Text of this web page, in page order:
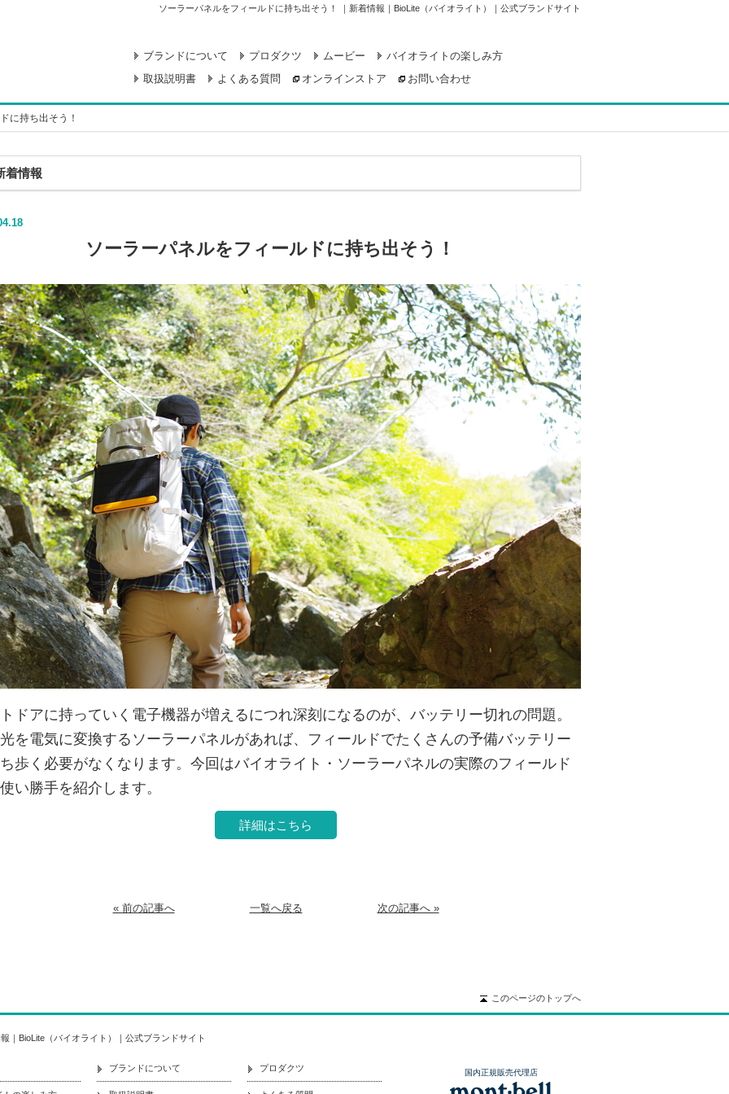
ソーラーパネルをフィールドに持ち出そう！ ｜新着情報｜BioLite（バイオライト）｜公式ブランドサイト
ブランドについて プロダクツ ムービー
バイオライトの楽しみ方
取扱説明書
よくある質問 オンラインストア お問い合わせ
に持ち出そう！
着情報
ソーラーパネルをフィールドに持ち出そう！
ドアに持っていく電子機器が増えるにつれ深刻になるのが、バッテリー切れの問題。
を電気に変換するソーラーパネルがあれば、フィールドでたくさんの予備バッテリー
歩く必要がなくなります。今回はバイオライト・ソーラーパネルの実際のフィールド
い勝手を紹介します。
詳細はこちら
« 前の記事へ 一覧へ戻る 次の記事へ »
このページのトップへ
｜BioLite（バイオライト）｜公式ブランドサイト
ブランドについて プロダクツ 国内正規販売代理店